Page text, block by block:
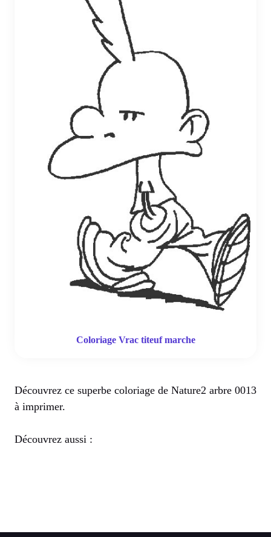
Coloriage Vrac titeuf marche
Découvrez ce superbe coloriage de Nature2 arbre 0013
à imprimer.
Découvrez aussi :